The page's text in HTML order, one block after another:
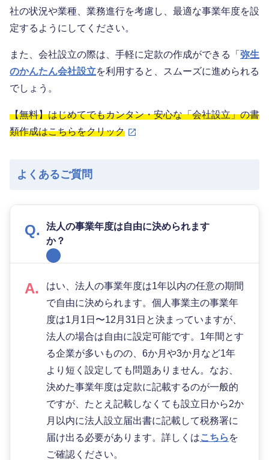
社の状況や業種、業務進行を考慮し、最適な事業年度を設
定するようにしてください。
また、会社設立の際は、手軽に定款の作成ができる「 弥生
のかんたん会社設立を利用すると、スムーズに進められる
でしょう。
【無料】はじめてでもカンタン・安心な「会社設立」の書
類作成はこちらをクリック
よくあるご質問
法人の事業年度は自由に決められます
か？
はい、法人の事業年度は1年以内の任意の期間
で自由に決められます。個人事業主の事業年
度は1月1日〜12月31日と決まっていますが、
法人の場合は自由に設定可能です。1年間とす
る企業が多いものの、6か月や3か月など1年
より短く設定しても問題ありません。なお、
決めた事業年度は定款に記載するのが一般的
ですが、たとえ記載しなくても設立日から2か
月以内に法人設立届出書に記載して税務署に
届け出る必要があります。詳しくはこちら を
ご確認ください。